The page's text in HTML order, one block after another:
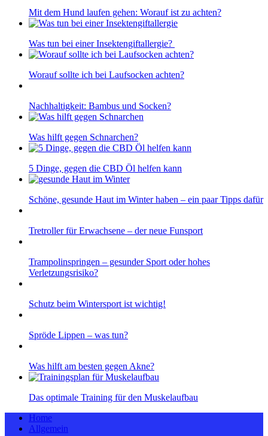
Mit dem Hund laufen gehen: Worauf ist zu achten?
Was tun bei einer Insektengiftallergie?
Worauf sollte ich bei Laufsocken achten?
Nachhaltigkeit: Bambus und Socken?
Was hilft gegen Schnarchen?
5 Dinge, gegen die CBD Öl helfen kann
Schöne, gesunde Haut im Winter haben – ein paar Tipps dafür
Tretroller für Erwachsene – der neue Funsport
Trampolinspringen – gesunder Sport oder hohes
Verletzungsrisiko?
Schutz beim Wintersport ist wichtig!
Spröde Lippen – was tun?
Was hilft am besten gegen Akne?
Das optimale Training für den Muskelaufbau
Home
Allgemein